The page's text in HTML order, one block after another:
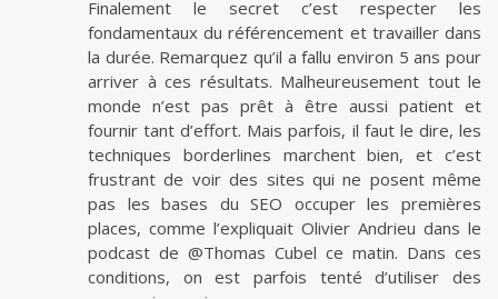
Finalement le secret c’est respecter les
fondamentaux du référencement et travailler dans
la durée. Remarquez qu’il a fallu environ 5 ans pour
arriver à ces résultats. Malheureusement tout le
monde n’est pas prêt à être aussi patient et
fournir tant d’effort. Mais parfois, il faut le dire, les
techniques borderlines marchent bien, et c’est
frustrant de voir des sites qui ne posent même
pas les bases du SEO occuper les premières
places, comme l’expliquait Olivier Andrieu dans le
podcast de @Thomas Cubel ce matin. Dans ces
conditions, on est parfois tenté d’utiliser des